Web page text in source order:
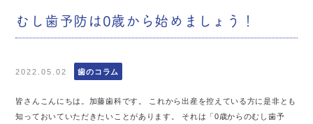
むし歯予防は0歳から始めましょう！
2022.05.02 歯のコラム
皆さんこんにちは。加藤歯科です。 これから出産を控えている方に是非とも
知っておいていただきたいことがあります。 それは「0歳からのむし歯予